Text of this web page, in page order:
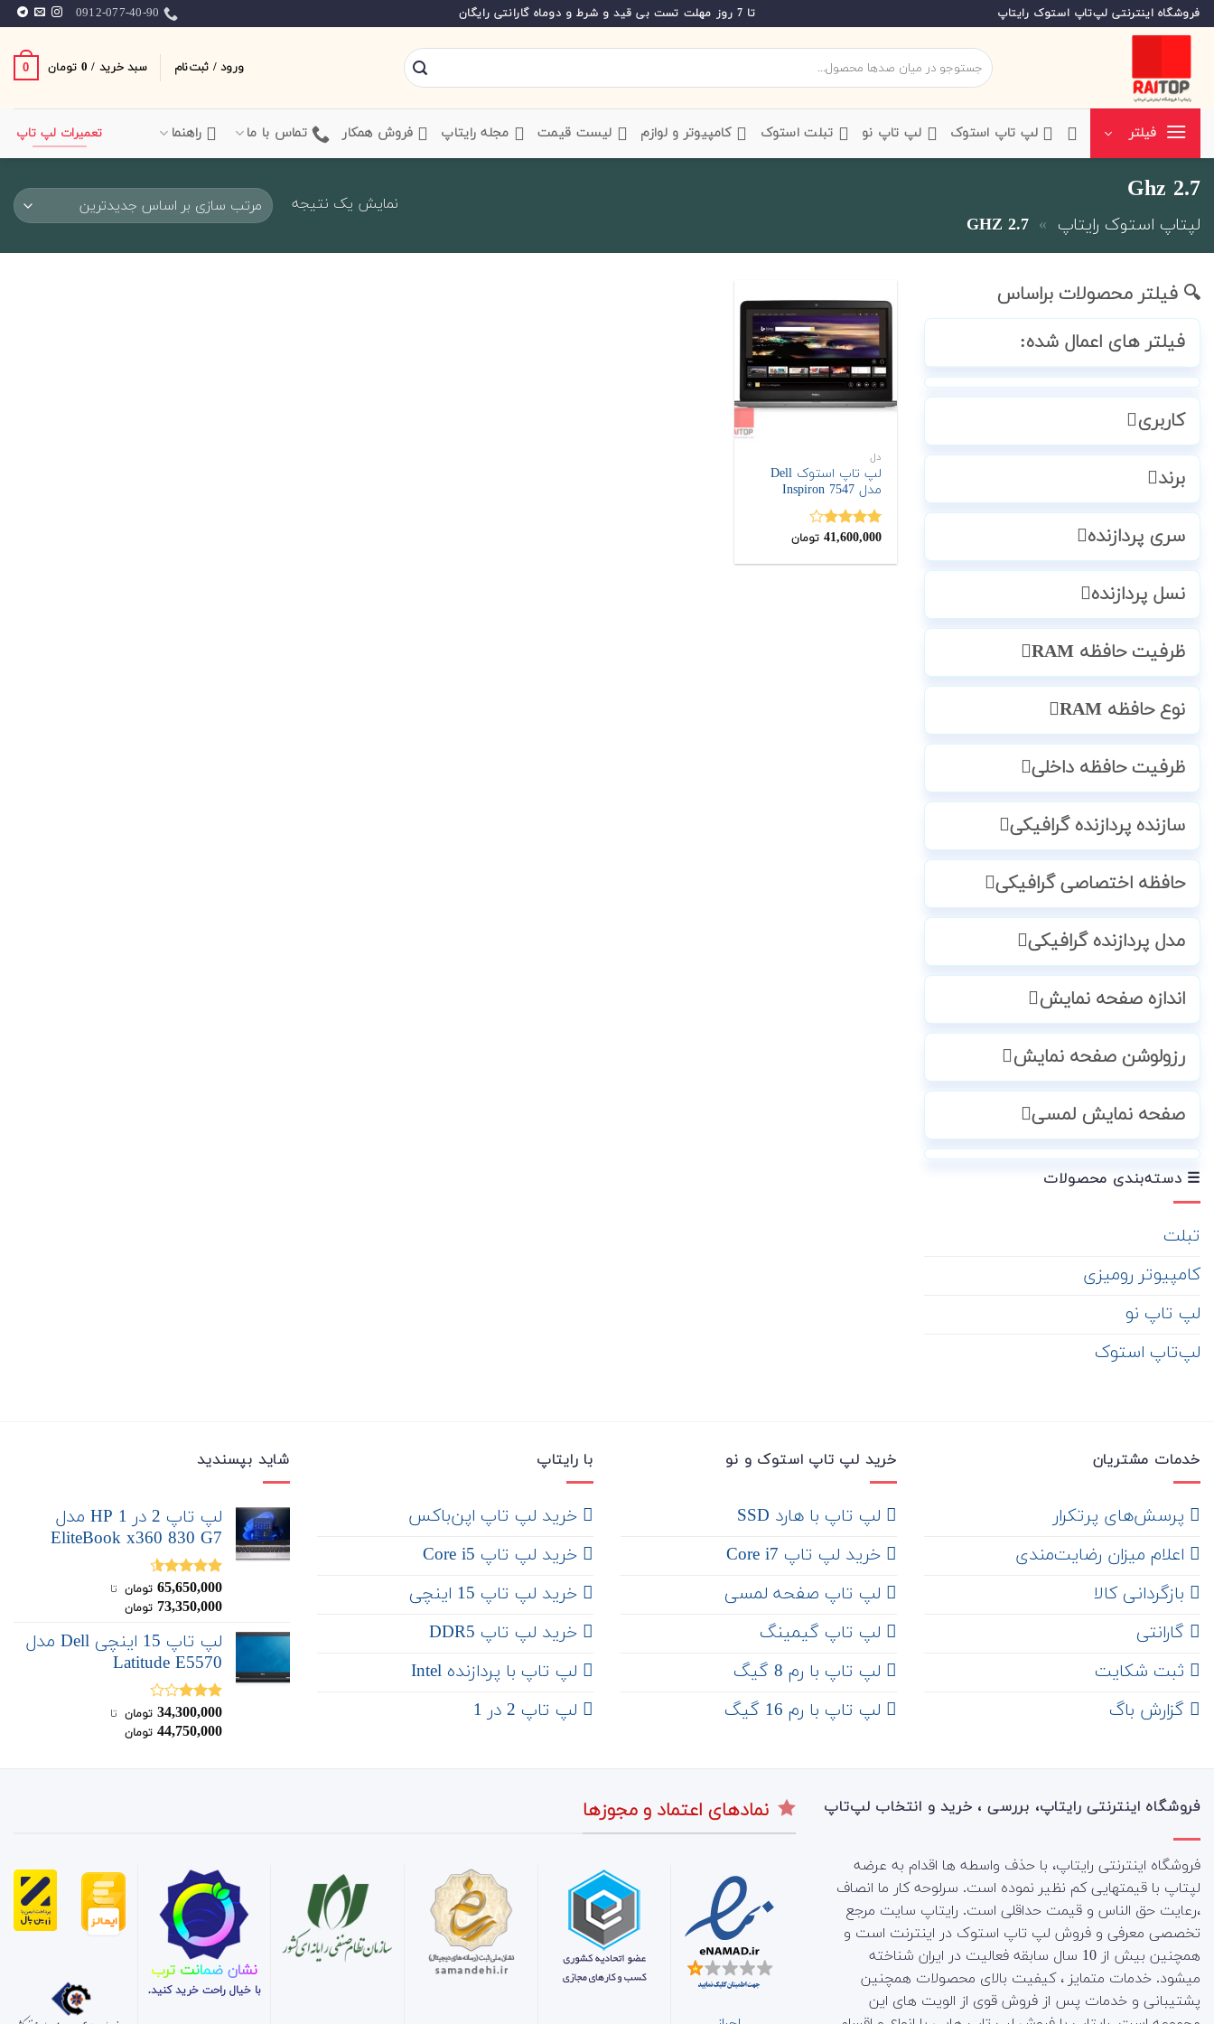
Skip
to
فروشگاه اینترنتی لپ‌تاپ استوک رایتاپ تا 7 روز مهلت تست بی قید و شرط و دوماه گارانتی رایگان 0912-077-40-90
جستجو
برای:
ورود / ثبت‌نام سبد خرید / 0 تومان 0
فیلتر ‌لپ تاپ استوک ‌لپ تاپ نو ‌ تبلت استوک ‌ کامپیوتر و لوازم ‌ لیست قیمت ‌ مجله رایتاپ فروش همکار تماس با ما راهنما تعمیرات لپ تاپ
2.7 Ghz
لپتاپ استوک رایتاپ »
2.7 GHZ
نمایش یک نتیجه
🔍 فیلتر محصولات براساس
فیلتر های اعمال شده:
کاربری
برند
سری پردازنده
نسل پردازنده
ظرفیت حافظه RAM
نوع حافظه RAM
ظرفیت حافظه داخلی
سازنده پردازنده گرافیکی
حافظه اختصاصی گرافیکی
مدل پردازنده گرافیکی
اندازه صفحه نمایش
رزولوشن صفحه نمایش
صفحه نمایش لمسی
☰ دسته‌بندی محصولات
تبلت
کامپیوتر رومیزی
لپ تاپ نو
لپ‌تاپ استوک
دل
لپ تاپ استوک Dell
مدل Inspiron 7547
نمره
41,600,000 تومان
خدمات مشتریان
‌ پرسش‌های پرتکرار
اعلام میزان رضایت‌مندی
‌ بازگردانی کالا
گارانتی
ثبت شکایت
‌ گزارش باگ
خرید لپ تاپ استوک و نو
لپ تاپ با هارد SSD
خرید لپ تاپ Core i7
لپ تاپ صفحه لمسی
لپ تاپ گیمینگ
لپ تاپ با رم 8 گیگ
لپ تاپ با رم 16 گیگ
با رایتاپ
‌ خرید لپ تاپ اپن‌باکس
خرید لپ تاپ Core i5
‌‌ خرید لپ تاپ 15 اینچی
خرید لپ تاپ DDR5
لپ تاپ با پردازنده Intel
لپ تاپ 2 در 1
شاید بپسندید
لپ تاپ 2 در 1 HP مدل
EliteBook x360 830 G7
نمره4.50
از 5
65,650,000 تومان ‌ تا ‌
73,350,000 تومان
لپ تاپ 15 اینچی Dell مدل
Latitude E5570
نمره
3.00 از
5
34,300,000 تومان ‌ تا ‌
44,750,000 تومان
فروشگاه اینترنتی رایتاپ، بررسی ، خرید و انتخاب لپ‌تاپ
فروشگاه اینترنتی رایتاپ، با حذف واسطه ها اقدام به عرضه
لپتاپ با قیمتهایی کم نظیر نموده است. سرلوحه کار ما انصاف
،رعایت حق الناس و قیمت حداقلی است. رایتاپ سایت مرجع
تخصصی معرفی و فروش لپ تاپ استوک در اینترنت است و
همچنین بیش از 10 سال سابقه فعالیت در ایران شناخته
میشود. خدمات متمایز ، کیفیت بالای محصولات همچنین
پشتیبانی و خدمات پس از فروش قوی از الویت های این
نمادهای اعتماد و مجوزها
نشان ضمانت ترب
با خیال راحت خرید کنید.